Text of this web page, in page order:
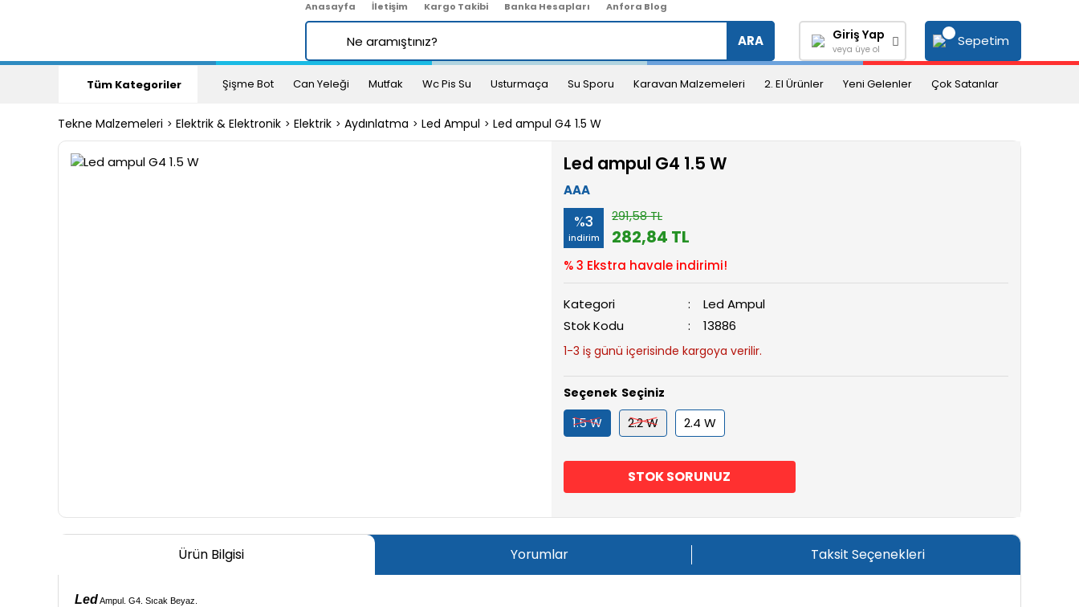
Anasayfa İletişim Kargo Takibi Banka Hesapları Anfora Blog
ARA Giriş Yap
veya üye ol
Sepetim
Tüm Kategoriler Şişme Bot Can Yeleği Mutfak Wc Pis Su Usturmaça Su Sporu Karavan Malzemeleri 2. El Ürünler Yeni Gelenler Çok Satanlar
Tekne Malzemeleri Elektrik & Elektronik Elektrik Aydınlatma Led Ampul Led ampul G4 1.5 W
Led ampul G4 1.5 W
AAA
%3
indirim
291,58 TL
282,84 TL
% 3 Ekstra havale indirimi!
Kategori
Led Ampul
Stok Kodu
13886
1-3 iş günü içerisinde kargoya verilir.
Seçenek
1.5 W 2.2 W 2.4 W
STOK SORUNUZ
Ürün Bilgisi Yorumlar Taksit Seçenekleri
LedAmpul. G4. Sıcak Beyaz.